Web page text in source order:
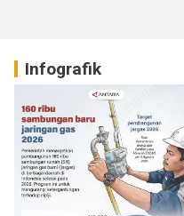
Infografik